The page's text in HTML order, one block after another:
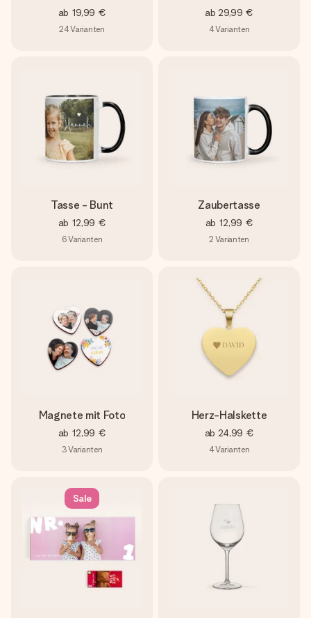
ab 19,99 €
24Varianten
ab 29,99 €
4Varianten
Tasse - Bunt
ab 12,99 €
6Varianten
Zaubertasse
ab 12,99 €
2 Varianten
Magnete mit Foto
ab 12,99 €
3Varianten
Herz-Halskette
ab 24,99 €
4Varianten
Sale